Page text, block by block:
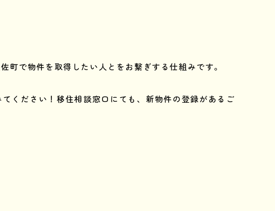
町で物件を取得したい人とをお繋ぎする仕組みです。
ください！移住相談窓口にても、新物件の登録があるご